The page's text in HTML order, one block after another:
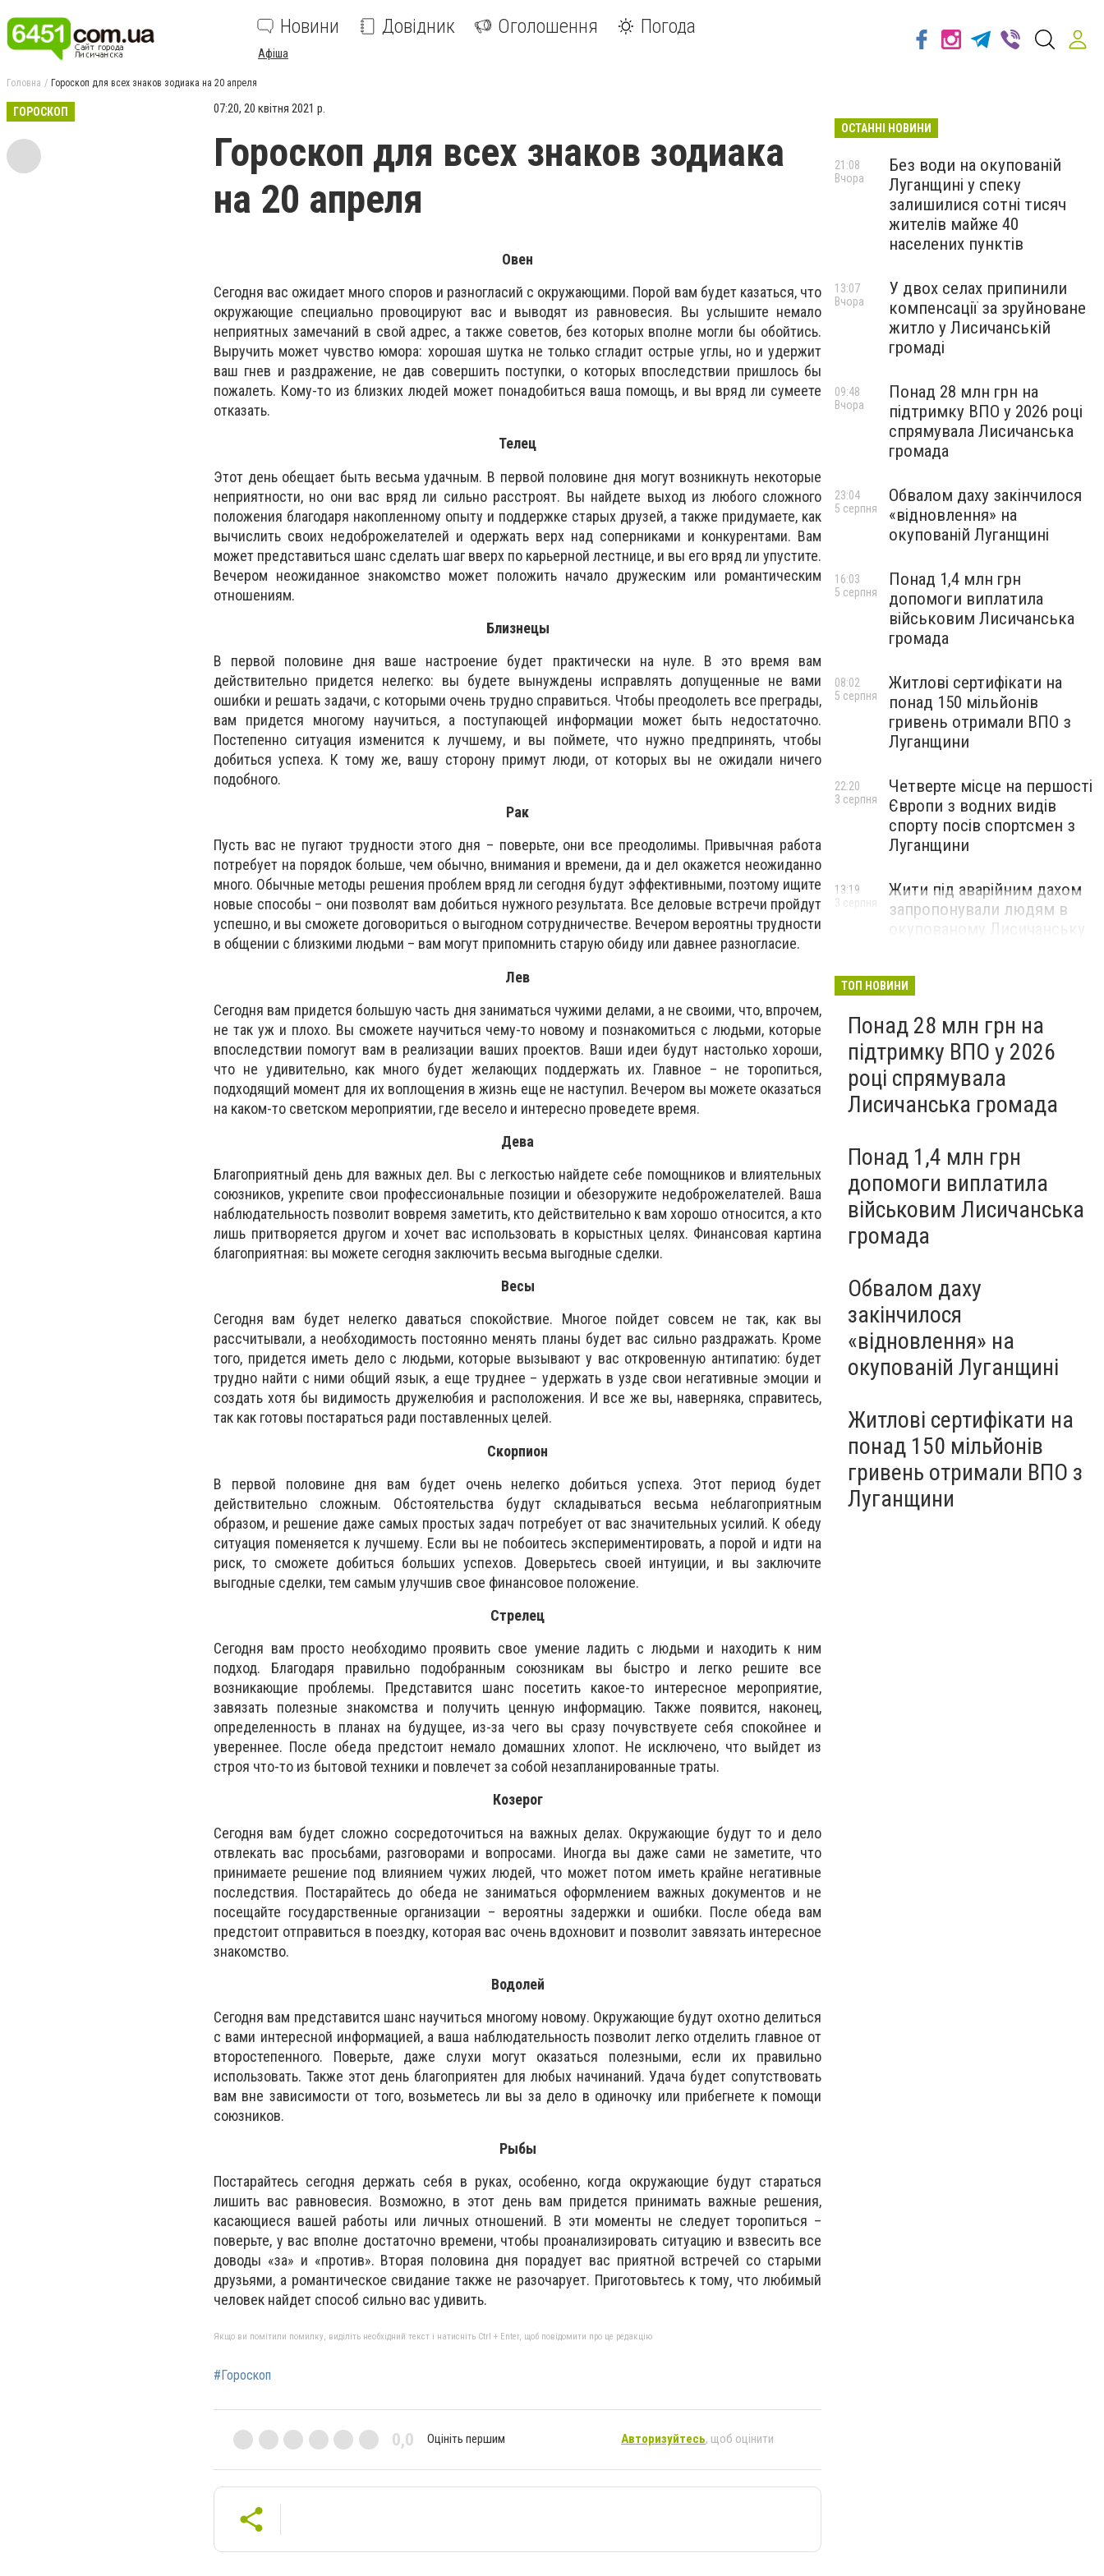
Новини Довідник Оголошення Погода
Афіша
Головна Гороскоп для всех знаков зодиака на 20 апреля
ГОРОСКОП 07:20, 20 квітня 2021 р.
Гороскоп для всех знаков зодиака
на 20 апреля
Овен
Сегодня вас ожидает много споров и разногласий с окружающими. Порой вам будет казаться, что
окружающие специально провоцируют вас и выводят из равновесия. Вы услышите немало
неприятных замечаний в свой адрес, а также советов, без которых вполне могли бы обойтись.
Выручить может чувство юмора: хорошая шутка не только сгладит острые углы, но и удержит
ваш гнев и раздражение, не дав совершить поступки, о которых впоследствии пришлось бы
пожалеть. Кому-то из близких людей может понадобиться ваша помощь, и вы вряд ли сумеете
отказать.
Телец
Этот день обещает быть весьма удачным. В первой половине дня могут возникнуть некоторые
неприятности, но они вас вряд ли сильно расстроят. Вы найдете выход из любого сложного
положения благодаря накопленному опыту и поддержке старых друзей, а также придумаете, как
вычислить своих недоброжелателей и одержать верх над соперниками и конкурентами. Вам
может представиться шанс сделать шаг вверх по карьерной лестнице, и вы его вряд ли упустите.
Вечером неожиданное знакомство может положить начало дружеским или романтическим
отношениям.
Близнецы
В первой половине дня ваше настроение будет практически на нуле. В это время вам
действительно придется нелегко: вы будете вынуждены исправлять допущенные не вами
ошибки и решать задачи, с которыми очень трудно справиться. Чтобы преодолеть все преграды,
вам придется многому научиться, а поступающей информации может быть недостаточно.
Постепенно ситуация изменится к лучшему, и вы поймете, что нужно предпринять, чтобы
добиться успеха. К тому же, вашу сторону примут люди, от которых вы не ожидали ничего
подобного.
Рак
Пусть вас не пугают трудности этого дня – поверьте, они все преодолимы. Привычная работа
потребует на порядок больше, чем обычно, внимания и времени, да и дел окажется неожиданно
много. Обычные методы решения проблем вряд ли сегодня будут эффективными, поэтому ищите
новые способы – они позволят вам добиться нужного результата. Все деловые встречи пройдут
успешно, и вы сможете договориться о выгодном сотрудничестве. Вечером вероятны трудности
в общении с близкими людьми – вам могут припомнить старую обиду или давнее разногласие.
Лев
Сегодня вам придется большую часть дня заниматься чужими делами, а не своими, что, впрочем,
не так уж и плохо. Вы сможете научиться чему-то новому и познакомиться с людьми, которые
впоследствии помогут вам в реализации ваших проектов. Ваши идеи будут настолько хороши,
что не удивительно, как много будет желающих поддержать их. Главное – не торопиться,
подходящий момент для их воплощения в жизнь еще не наступил. Вечером вы можете оказаться
на каком-то светском мероприятии, где весело и интересно проведете время.
Дева
Благоприятный день для важных дел. Вы с легкостью найдете себе помощников и влиятельных
союзников, укрепите свои профессиональные позиции и обезоружите недоброжелателей. Ваша
наблюдательность позволит вовремя заметить, кто действительно к вам хорошо относится, а кто
лишь притворяется другом и хочет вас использовать в корыстных целях. Финансовая картина
благоприятная: вы можете сегодня заключить весьма выгодные сделки.
Весы
Сегодня вам будет нелегко даваться спокойствие. Многое пойдет совсем не так, как вы
рассчитывали, а необходимость постоянно менять планы будет вас сильно раздражать. Кроме
того, придется иметь дело с людьми, которые вызывают у вас откровенную антипатию: будет
трудно найти с ними общий язык, а еще труднее – удержать в узде свои негативные эмоции и
создать хотя бы видимость дружелюбия и расположения. И все же вы, наверняка, справитесь,
так как готовы постараться ради поставленных целей.
Скорпион
В первой половине дня вам будет очень нелегко добиться успеха. Этот период будет
действительно сложным. Обстоятельства будут складываться весьма неблагоприятным
образом, и решение даже самых простых задач потребует от вас значительных усилий. К обеду
ситуация поменяется к лучшему. Если вы не побоитесь экспериментировать, а порой и идти на
риск, то сможете добиться больших успехов. Доверьтесь своей интуиции, и вы заключите
выгодные сделки, тем самым улучшив свое финансовое положение.
Стрелец
Сегодня вам просто необходимо проявить свое умение ладить с людьми и находить к ним
подход. Благодаря правильно подобранным союзникам вы быстро и легко решите все
возникающие проблемы. Представится шанс посетить какое-то интересное мероприятие,
завязать полезные знакомства и получить ценную информацию. Также появится, наконец,
определенность в планах на будущее, из-за чего вы сразу почувствуете себя спокойнее и
увереннее. После обеда предстоит немало домашних хлопот. Не исключено, что выйдет из
строя что-то из бытовой техники и повлечет за собой незапланированные траты.
Козерог
Сегодня вам будет сложно сосредоточиться на важных делах. Окружающие будут то и дело
отвлекать вас просьбами, разговорами и вопросами. Иногда вы даже сами не заметите, что
принимаете решение под влиянием чужих людей, что может потом иметь крайне негативные
последствия. Постарайтесь до обеда не заниматься оформлением важных документов и не
посещайте государственные организации – вероятны задержки и ошибки. После обеда вам
предстоит отправиться в поездку, которая вас очень вдохновит и позволит завязать интересное
знакомство.
Водолей
Сегодня вам представится шанс научиться многому новому. Окружающие будут охотно делиться
с вами интересной информацией, а ваша наблюдательность позволит легко отделить главное от
второстепенного. Поверьте, даже слухи могут оказаться полезными, если их правильно
использовать. Также этот день благоприятен для любых начинаний. Удача будет сопутствовать
вам вне зависимости от того, возьметесь ли вы за дело в одиночку или прибегнете к помощи
союзников.
Рыбы
Постарайтесь сегодня держать себя в руках, особенно, когда окружающие будут стараться
лишить вас равновесия. Возможно, в этот день вам придется принимать важные решения,
касающиеся вашей работы или личных отношений. В эти моменты не следует торопиться –
поверьте, у вас вполне достаточно времени, чтобы проанализировать ситуацию и взвесить все
доводы «за» и «против». Вторая половина дня порадует вас приятной встречей со старыми
друзьями, а романтическое свидание также не разочарует. Приготовьтесь к тому, что любимый
человек найдет способ сильно вас удивить.
Якщо ви помітили помилку, виділіть необхідний текст і натисніть Ctrl + Enter, щоб повідомити про це редакцію
#Гороскоп
0,0 Оцініть першим Авторизуйтесь, щоб оцінити
ОСТАННІ НОВИНИ
Без води на окупованій
Луганщині у спеку
залишилися сотні тисяч
жителів майже 40
населених пунктів
21:08
Вчора
У двох селах припинили
компенсації за зруйноване
житло у Лисичанській
громаді
13:07
Вчора
Понад 28 млн грн на
підтримку ВПО у 2026 році
спрямувала Лисичанська
громада
09:48
Вчора
Обвалом даху закінчилося
«відновлення» на
окупованій Луганщині
23:04
5 серпня
Понад 1,4 млн грн
допомоги виплатила
військовим Лисичанська
громада
16:03
5 серпня
Житлові сертифікати на
понад 150 мільйонів
гривень отримали ВПО з
Луганщини
08:02
5 серпня
Четверте місце на першості
Європи з водних видів
спорту посів спортсмен з
Луганщини
22:20
3 серпня
Жити під аварійним дахом
запропонували людям в
окупованому Лисичанську
13:19
3 серпня
ТОП НОВИНИ
Понад 28 млн грн на
підтримку ВПО у 2026
році спрямувала
Лисичанська громада
Понад 1,4 млн грн
допомоги виплатила
військовим Лисичанська
громада
Обвалом даху
закінчилося
«відновлення» на
окупованій Луганщині
Житлові сертифікати на
понад 150 мільйонів
гривень отримали ВПО з
Луганщини